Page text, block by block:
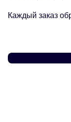
Каждый заказ